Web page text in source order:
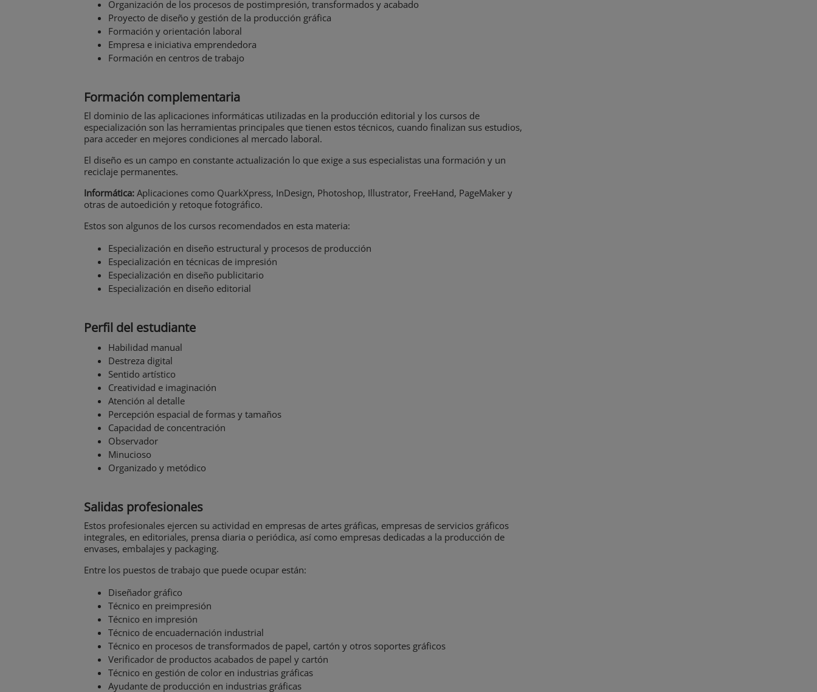
Organización de los procesos de postimpresión, transformados y acabado
Proyecto de diseño y gestión de la producción gráfica
Formación y orientación laboral
Empresa e iniciativa emprendedora
Formación en centros de trabajo
Formación complementaria
El dominio de las aplicaciones informáticas utilizadas en la producción editorial y los cursos de
especialización son las herramientas principales que tienen estos técnicos, cuando finalizan sus estudios,
para acceder en mejores condiciones al mercado laboral.
El diseño es un campo en constante actualización lo que exige a sus especialistas una formación y un
reciclaje permanentes.
Informática: Aplicaciones como QuarkXpress, InDesign, Photoshop, Illustrator, FreeHand, PageMaker y
otras de autoedición y retoque fotográfico.
Estos son algunos de los cursos recomendados en esta materia:
Especialización en diseño estructural y procesos de producción
Especialización en técnicas de impresión
Especialización en diseño publicitario
Especialización en diseño editorial
Perfil del estudiante
Habilidad manual
Destreza digital
Sentido artístico
Creatividad e imaginación
Atención al detalle
Percepción espacial de formas y tamaños
Capacidad de concentración
Observador
Minucioso
Organizado y metódico
Salidas profesionales
Estos profesionales ejercen su actividad en empresas de artes gráficas, empresas de servicios gráficos
integrales, en editoriales, prensa diaria o periódica, así como empresas dedicadas a la producción de
envases, embalajes y packaging.
Entre los puestos de trabajo que puede ocupar están:
Diseñador gráfico
Técnico en preimpresión
Técnico en impresión
Técnico de encuadernación industrial
Técnico en procesos de transformados de papel, cartón y otros soportes gráficos
Verificador de productos acabados de papel y cartón
Técnico en gestión de color en industrias gráficas
Ayudante de producción en industrias gráficas